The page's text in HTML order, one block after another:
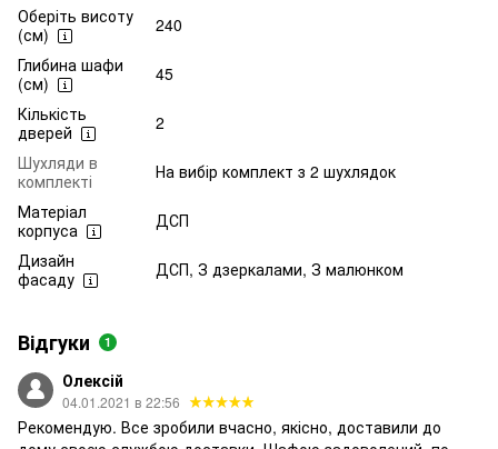
Оберіть висоту
(см)
240
Глибина шафи
(см)
45
Кількість
дверей
2
Шухляди в
комплекті
На вибір комплект з 2 шухлядок
Матеріал
корпуса
ДСП
Дизайн
фасаду
ДСП, З дзеркалами, З малюнком
Відгуки 1
Олексій
04.01.2021 в 22:56
Рекомендую. Все зробили вчасно, якісно, доставили до